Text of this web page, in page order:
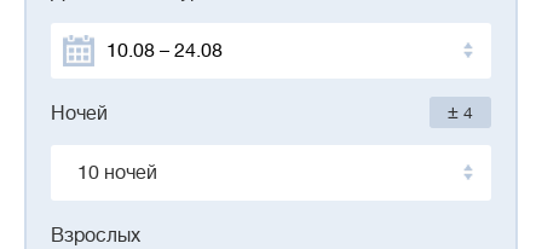
Ночей ± 4
10 ночей
Взрослых